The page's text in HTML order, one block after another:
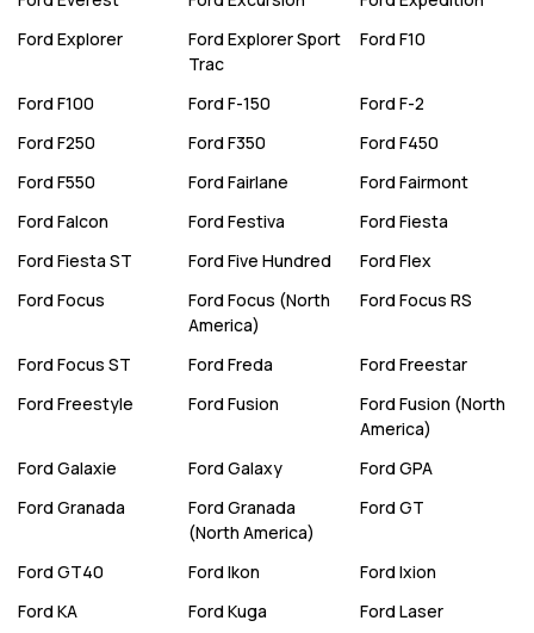
Ford Explorer Ford Explorer Sport
Trac
Ford F10
Ford F100 Ford F-150 Ford F-2
Ford F250 Ford F350 Ford F450
Ford F550 Ford Fairlane Ford Fairmont
Ford Falcon Ford Festiva Ford Fiesta
Ford Fiesta ST Ford Five Hundred Ford Flex
Ford Focus Ford Focus (North
America)
Ford Focus RS
Ford Focus ST Ford Freda Ford Freestar
Ford Freestyle Ford Fusion Ford Fusion (North
America)
Ford Galaxie Ford Galaxy Ford GPA
Ford Granada Ford Granada
(North America)
Ford GT
Ford GT40 Ford Ikon Ford Ixion
Ford KA Ford Kuga Ford Laser